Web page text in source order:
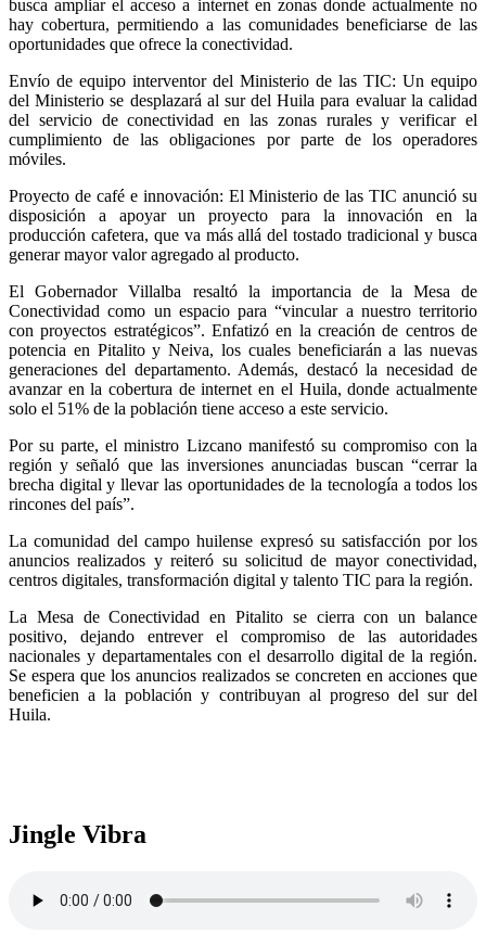
busca ampliar el acceso a internet en zonas donde actualmente no
hay cobertura, permitiendo a las comunidades beneficiarse de las
oportunidades que ofrece la conectividad.
Envío de equipo interventor del Ministerio de las TIC: Un equipo
del Ministerio se desplazará al sur del Huila para evaluar la calidad
del servicio de conectividad en las zonas rurales y verificar el
cumplimiento de las obligaciones por parte de los operadores
móviles.
Proyecto de café e innovación: El Ministerio de las TIC anunció su
disposición a apoyar un proyecto para la innovación en la
producción cafetera, que va más allá del tostado tradicional y busca
generar mayor valor agregado al producto.
El Gobernador Villalba resaltó la importancia de la Mesa de
Conectividad como un espacio para “vincular a nuestro territorio
con proyectos estratégicos”. Enfatizó en la creación de centros de
potencia en Pitalito y Neiva, los cuales beneficiarán a las nuevas
generaciones del departamento. Además, destacó la necesidad de
avanzar en la cobertura de internet en el Huila, donde actualmente
solo el 51% de la población tiene acceso a este servicio.
Por su parte, el ministro Lizcano manifestó su compromiso con la
región y señaló que las inversiones anunciadas buscan “cerrar la
brecha digital y llevar las oportunidades de la tecnología a todos los
rincones del país”.
La comunidad del campo huilense expresó su satisfacción por los
anuncios realizados y reiteró su solicitud de mayor conectividad,
centros digitales, transformación digital y talento TIC para la región.
La Mesa de Conectividad en Pitalito se cierra con un balance
positivo, dejando entrever el compromiso de las autoridades
nacionales y departamentales con el desarrollo digital de la región.
Se espera que los anuncios realizados se concreten en acciones que
beneficien a la población y contribuyan al progreso del sur del
Huila.
Jingle Vibra